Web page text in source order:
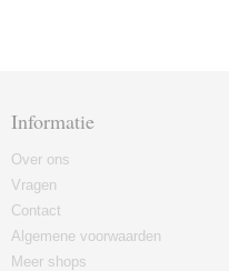
Informatie
Over ons
Vragen
Contact
Algemene voorwaarden
Meer shops